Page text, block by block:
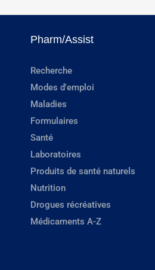
Pharm/Assist
Recherche
Modes d'emploi
Maladies
Formulaires
Santé
Laboratoires
Produits de santé naturels
Nutrition
Drogues récréatives
Médicaments A-Z